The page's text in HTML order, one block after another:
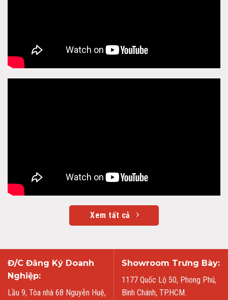
Xem tất cả
Đ/C Đăng Ký Doanh
Nghiệp:
Lầu 9, Tòa nhà 68 Nguyễn Huệ,
Showroom Trưng Bày:
1177 Quốc Lộ 50, Phong Phú,
Bình Chánh, TP.HCM.